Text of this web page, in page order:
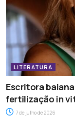
LITERATURA
Escritora
fertilização in
7 de julho de 2026